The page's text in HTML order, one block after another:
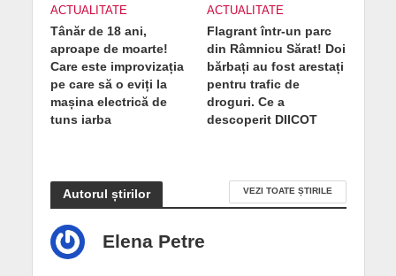
ACTUALITATE
Tânăr de 18 ani,
aproape de moarte!
Care este improvizația
pe care să o eviți la
mașina electrică de
tuns iarba
ACTUALITATE
Flagrant într-un parc
din Râmnicu Sărat! Doi
bărbați au fost arestați
pentru trafic de
droguri. Ce a
descoperit DIICOT
Autorul știrilor VEZI TOATE ȘTIRILE
Elena Petre